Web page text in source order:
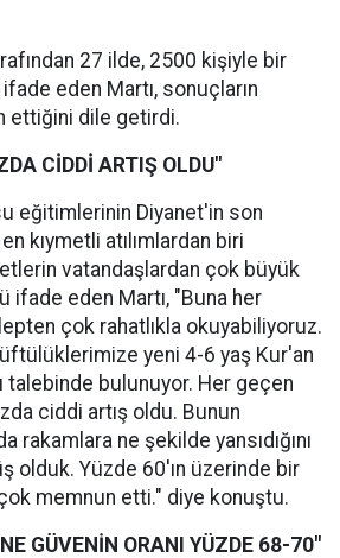
27 ilde, 2500 kişiyle bir
ifade eden Martı, sonuçların
ettiğini dile getirdi.
CİDDİ ARTIŞ OLDU"
eğitimlerinin Diyanet'in son
kıymetli atılımlardan biri
vatandaşlardan çok büyük
ifade eden Martı, "Buna her
çok rahatlıkla okuyabiliyoruz.
yeni 4-6 yaş Kur'an
talebinde bulunuyor. Her geçen
ciddi artış oldu. Bunun
rakamlara ne şekilde yansıdığını
olduk. Yüzde 60'ın üzerinde bir
memnun etti." diye konuştu.
GÜVENİN ORANI YÜZDE 68-70"